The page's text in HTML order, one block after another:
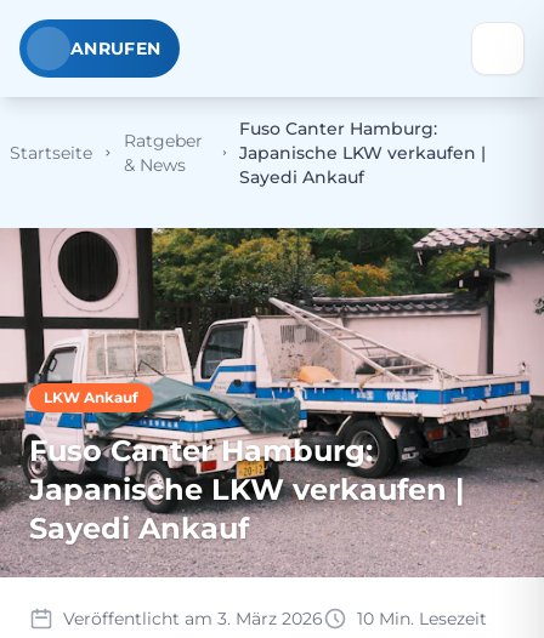
ANRUFEN
Startseite
Ratgeber
& News
Fuso Canter Hamburg:
Japanische LKW verkaufen |
Sayedi Ankauf
LKW Ankauf
Fuso Canter Hamburg:
Japanische LKW verkaufen |
Sayedi Ankauf
Veröffentlicht am 3. März 2026 10 Min. Lesezeit